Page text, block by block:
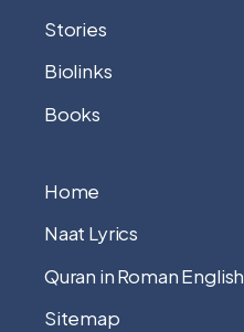
Stories
Biolinks
Books
Home
Naat Lyrics
Quran in Roman English
Sitemap